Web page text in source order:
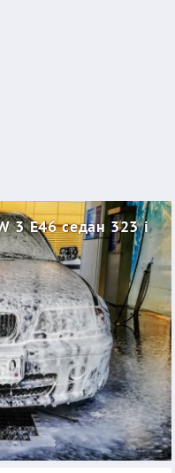
3 E46 седан 323 i